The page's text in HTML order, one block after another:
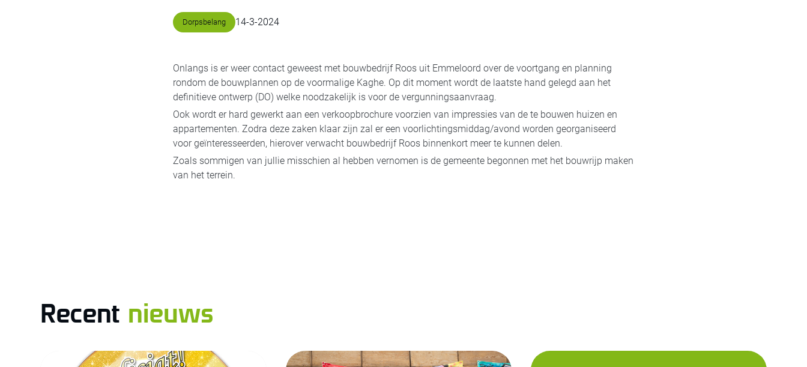
Dorpsbelang 14-3-2024
Onlangs is er weer contact geweest met bouwbedrijf Roos uit Emmeloord over de voortgang en planning
rondom de bouwplannen op de voormalige Kaghe. Op dit moment wordt de laatste hand gelegd aan het
definitieve ontwerp (DO) welke noodzakelijk is voor de vergunningsaanvraag.
Ook wordt er hard gewerkt aan een verkoopbrochure voorzien van impressies van de te bouwen huizen en
appartementen. Zodra deze zaken klaar zijn zal er een voorlichtingsmiddag/avond worden georganiseerd
voor geïnteresseerden, hierover verwacht bouwbedrijf Roos binnenkort meer te kunnen delen.
Zoals sommigen van jullie misschien al hebben vernomen is de gemeente begonnen met het bouwrijp maken
van het terrein.
Recent nieuws